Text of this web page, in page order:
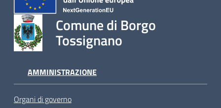
Comune di Borgo
Tossignano
AMMINISTRAZIONE
Organi di governo